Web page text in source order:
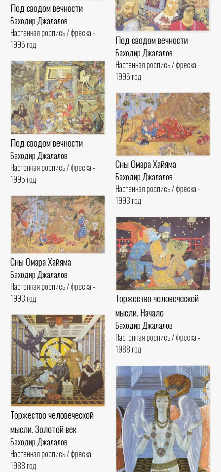
Под сводом вечности
Баходир Джалалов
Настенная роспись / фреска -
1995 год
Под сводом вечности
Баходир Джалалов
Настенная роспись / фреска -
1995 год
Под сводом вечности
Баходир Джалалов
Настенная роспись / фреска -
1995 год
Сны Омара Хайяма
Баходир Джалалов
Настенная роспись / фреска -
1993 год
Сны Омара Хайяма
Баходир Джалалов
Настенная роспись / фреска -
1993 год
Торжество человеческой
мысли. Начало
Баходир Джалалов
Настенная роспись / фреска -
1988 год
Торжество человеческой
мысли. Золотой век
Баходир Джалалов
Настенная роспись / фреска -
1988 год